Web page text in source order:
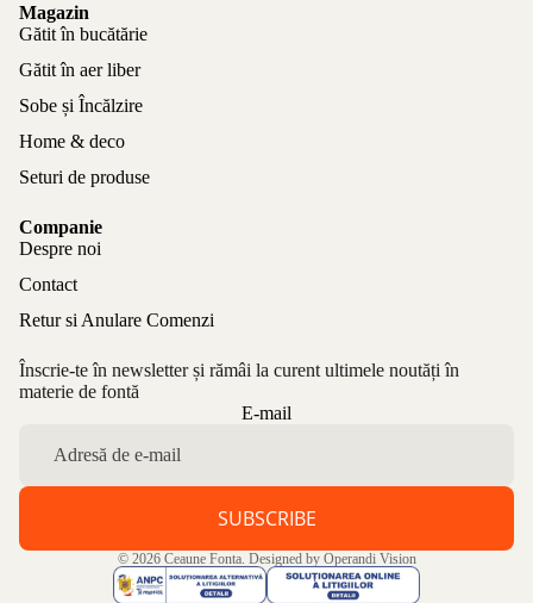
Magazin
Gătit în bucătărie
Gătit în aer liber
Sobe și Încălzire
Home & deco
Seturi de produse
Companie
Despre noi
Contact
Retur si Anulare Comenzi
Înscrie-te în newsletter și rămâi la curent ultimele noutăți în
materie de fontă
E-mail
SUBSCRIBE
© 2026 Ceaune Fonta. Designed by Operandi Vision
Politica de confidențialitate
Aviz legal